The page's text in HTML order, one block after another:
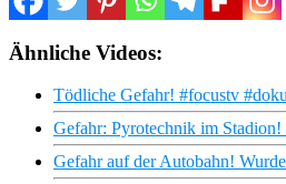
Ähnliche Videos:
Tödliche Gefahr! #focustv
Gefahr: Pyrotechnik im
Gefahr auf der Autobahn!